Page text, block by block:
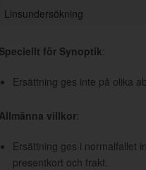
Linsundersökning
Speciellt för Synoptik:
Ersättning ges inte på olika
Allmänna villkor:
Ersättning ges i normalfallet
presentkort och frakt.